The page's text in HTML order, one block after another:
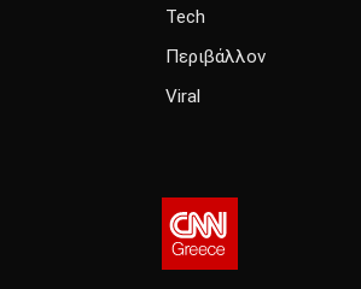
Tech
Περιβάλλον
Viral